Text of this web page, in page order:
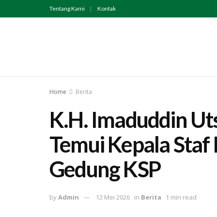
Tentang Kami Kontak
Home Berita
K.H. Imaduddin
Temui Kepala
Gedung KSP
byAdmin 12 Mei 2026 in Berita 1 min read